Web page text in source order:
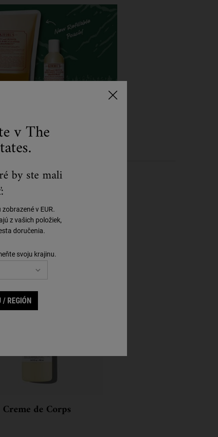
Krok 3
Creme de Corps
v The
by ste mali
v EUR.
z vašich položiek,
doručenia.
svoju krajinu.
REGIÓN